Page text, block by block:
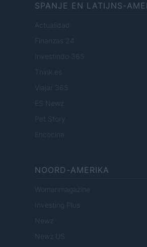
SPANJE EN LATIJNS-
Actualidad
Finanzas 24
Investindo 365
Think.es
Viajar 365
ES Newz
Pet Story
Encocina
NOORD-AMERIKA
Womanmagazine
Investing Plus
Newz
Newz US